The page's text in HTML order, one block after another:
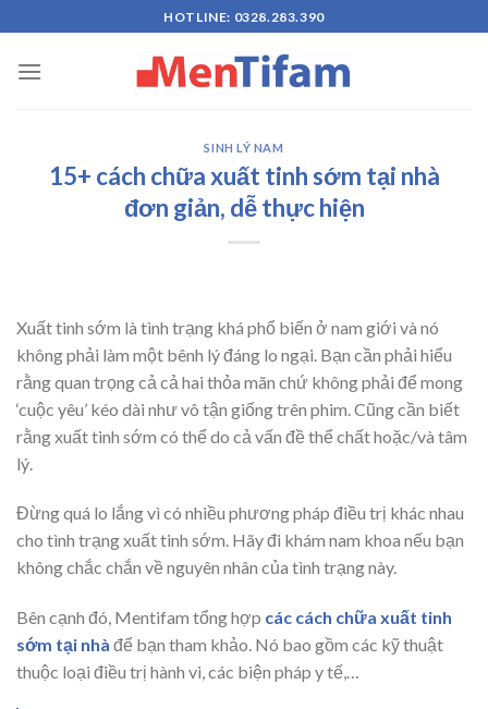
to
content
HOTLINE: 0328.283.390
SINH LÝ NAM
15+ cách chữa xuất tinh sớm tại nhà
đơn giản, dễ thực hiện
Xuất tinh sớm là tình trạng khá phổ biến ở nam giới và nó
không phải làm một bênh lý đáng lo ngại. Bạn cần phải hiểu
rằng quan trọng cả cả hai thỏa mãn chứ không phải để mong
‘cuộc yêu’ kéo dài như vô tận giống trên phim. Cũng cần biết
rằng xuất tinh sớm có thể do cả vấn đề thể chất hoặc/và tâm
lý.
Đừng quá lo lắng vì có nhiều phương pháp điều trị khác nhau
cho tình trạng xuất tinh sớm. Hãy đi khám nam khoa nếu bạn
không chắc chắn về nguyên nhân của tình trạng này.
Bên cạnh đó, Mentifam tổng hợp các cách chữa xuất tinh
sớm tại nhà để bạn tham khảo. Nó bao gồm các kỹ thuật
thuộc loại điều trị hành vi, các biện pháp y tế,…